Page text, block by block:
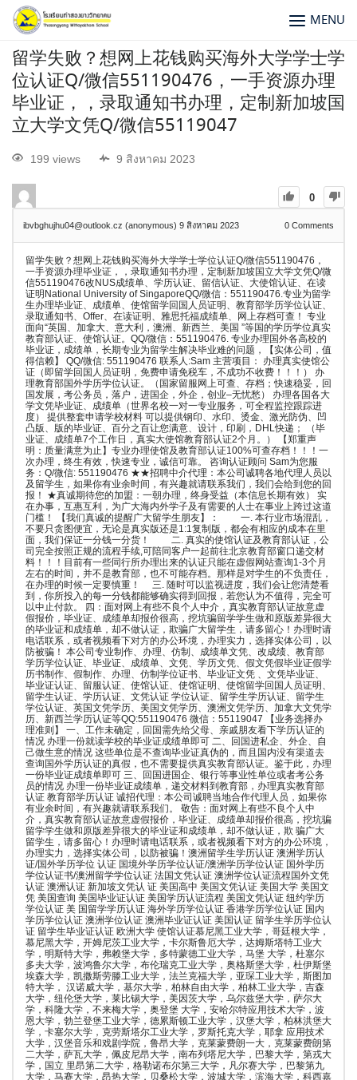
MENU
留学失败？想网上花钱购买海外大学学士学
位认证Q/微信551190476，一手资源办理
毕业证，，录取通知书办理，定制新加坡国
立大学文凭Q/微信55119047
199 views 9 สิงหาคม 2023
0
ibvbghujhu04@outlook.cz (anonymous) 9 สิงหาคม 2023 0 Comments
留学失败？想网上花钱购买海外大学学士学位认证Q/微信551190476，
一手资源办理毕业证，，录取通知书办理，定制新加坡国立大学文凭Q/微
信551190476改NUS成绩单、学历认证、留信认证、大使馆认证、在读
证明National University of SingaporeQQ/微信：551190476.专业为留学
生办理毕业证、成绩单、使馆留学回国人员证明、教育部学历学位认证、
录取通知书、Offer、在读证明、雅思托福成绩单、网上存档可查！ 专业
面向“英国、加拿大、意大利，澳洲、新西兰、美国 ”等国的学历学位真实
教育部认证、使馆认证。QQ/微信：551190476. 专业办理国外各高校的
毕业证，成绩单，长期专业为留学生解决毕业难的问题，【实体公司，值
得信赖】 QQ/微信: 551190476 联系人:Sam 主营项目： 办理真实使馆公
证（即留学回国人员证明，免费申请免税车，不成功不收费！！！） 办
理教育部国外学历学位认证。（国家留服网上可查、存档；快速稳妥，回
国发展，考公务员，落户，进国企，外企，创业–无忧愁） 办理各国各大
学文凭毕业证、成绩单（世界名校一对一专业服务，可全程监控跟踪进
度） 提供整套申请学校材料 可以提供钢印、水印、烫金、激光防伪、凹
凸版、版的毕业证、百分之百让您满意、设计，印刷，DHL快递； （毕
业证、成绩单7个工作日，真实大使馆教育部认证2个月。） 【郑重声
明：质量满意为止】专业办理使馆及教育部认证100%可查存档！！！一
次办理，终生有效，快速专业，诚信可靠。 咨询认证顾问 Sam为您服
务：Q/微信: 551190476 ★★招聘中介代理：本公司诚聘各地代理人员以
及留学生，如果你有业余时间，有兴趣就请联系我们，我们会给到您的回
报！ ★真诚期待您的加盟：一朝办理，终身受益（本信息长期有效） 实
在办事，互惠互利，为广大海内外学子及有需要的人士在事业上跨过这道
门槛！ 【我们真诚的提醒广大留学生朋友】： 一. 本行业市场混乱，
不要只贪图便宜，无论是真实版还是1:1复制版，都会有相应的成本在里
面，我们保证一分钱一分货！ 二. 真实的使馆认证及教育部认证，公
司完全按照正规的流程手续,可陪同客户一起前往北京教育部窗口递交材
料！！！目前有一些同行所办理出来的认证只能在虚假网站查询1-3个月
左右的时间，并不是教育部，也不可能存档。那样是对学生的不负责任，
在办理的时候一定要慎重！ 三. 随时可以监视进度，我们会让您清楚看
到，你所投入的每一分钱都能够确实得到回报，若您认为不值得，完全可
以中止付款。 四：面对网上有些不良个人中介，真实教育部认证故意虚
假报价，毕业证、成绩单却报价很高，挖坑骗留学学生做和原版差异很大
的毕业证和成绩单，却不做认证，欺骗广大留学生，请多留心！办理时请
电话联系，或者视频看下对方的办公环境，办理实力，选择实体公司，以
防被骗！ 本公司专业制作、办理、仿制、成绩单文凭、改成绩、教育部
学历学位认证、毕业证、成绩单、文凭、学历文凭、假文凭假毕业证假学
历书制作、假制作、办理、仿制学位证书、毕业证文凭 、文凭毕业证、
毕业证认证、留服认证、使馆认证、使馆证明、使馆留学回国人员证明、
留学生认证、学历认证、文凭认证 学位认证、留学生学历认证、留学生
学位认证、英国文凭学历、美国文凭学历、澳洲文凭学历、加拿大文凭学
历、新西兰学历认证等QQ:551190476 微信：55119047 【业务选择办
理准则】 一、工作未确定，回国需先给父母、亲戚朋友看下学历认证的
情况 办理一份就读学校的毕业证成绩单即可 二、回国进私企、外企、自
己做生意的情况 这些单位是不查询毕业证真伪的，而且国内没有渠道去
查询国外学历认证的真假，也不需要提供真实教育部认证。鉴于此，办理
一份毕业证成绩单即可 三、回国进国企、银行等事业性单位或者考公务
员的情况 办理一份毕业证成绩单，递交材料到教育部，办理真实教育部
认证 教育部学历认证 诚招代理：本公司诚聘当地合作代理人员，如果你
有业余时间，有兴趣就请联系我们。 敬告：面对网上有些不良个人中
介，真实教育部认证故意虚假报价，毕业证、成绩单却报价很高，挖坑骗
留学学生做和原版差异很大的毕业证和成绩单，却不做认证，欺 骗广大
留学生，请多留心！办理时请电话联系，或者视频看下对方的办公环境，
办理实力，选择实体公司，以防被骗！澳洲留学生学历认证 澳洲学历认
证/国外学历学位 认证 国境外学历学位认证/澳洲学历学位认证 国外学历
学位认证书/澳洲留学学位认证 法国文凭认证 澳洲学位认证流程国外文凭
认证 澳洲认证 新加坡文凭认 证 美国高中 美国文凭认证 美国大学 美国文
凭 美国查询 美国毕业证认证 美国学历认证流程 美国文凭认证 纽约学历
学位认证 美 国留学学历认证 海外学历学位认证 香港学历学位认证 国内
学历学位认证 澳洲学位认证 澳洲毕业证认证 美国认证 留学生学历学位认
证 留学生毕业证认证 欧洲大学 使馆认证慕尼黑工业大学，哥廷根大学，
慕尼黑大学，开姆尼茨工业大学，卡尔斯鲁厄大学，达姆斯塔特工业大
学，明斯特大学，弗赖堡大学，多特蒙德工业大学，马堡 大学，杜塞尔
多夫大学，波鸿鲁尔大学，布伦瑞克工业大学，奥格斯堡大学，杜伊斯堡
埃森大学，凯撒斯劳滕工业大学，法兰克福大学，亚琛工业大学，斯图加
特大学， 汉诺威大学，基尔大学，柏林自由大学，柏林工业大学，吉森
大学，纽伦堡大学，莱比锡大学，美因茨大学，乌尔兹堡大学，萨尔大
学，科隆大学，不来梅大学，奥登堡 大学，安哈尔特应用技术大学，波
恩大学，勃兰登堡工业大学，德累斯顿工业大学，汉堡大学，柏林洪堡大
学，卡塞尔大学，克劳斯塔尔工业大学，罗斯托克大学，耶拿 应用技术
大学，汉堡音乐和戏剧学院，鲁昂大学，克莱蒙费朗一大，克莱蒙费朗第
二大学，萨瓦大学，佩皮尼昂大学，南布列塔尼大学，巴黎大学，第戎大
学，国立 里昂第二大学，格勒诺布尔第三大学，凡尔赛大学，巴黎第九
大学，马赛大学，昂热大学，贝桑松大学，波城大学，滨海大学，科西嘉